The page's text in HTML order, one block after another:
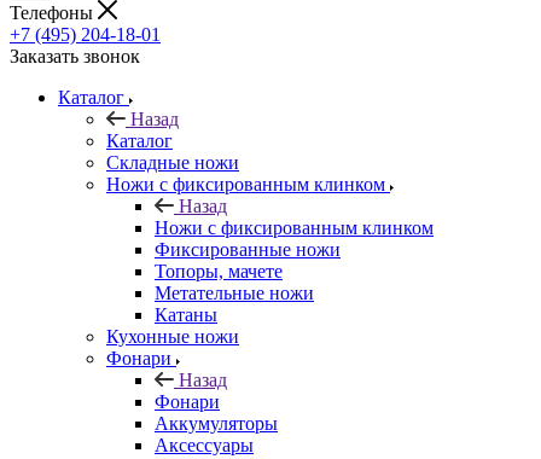
Телефоны
+7 (495) 204-18-01
Заказать звонок
Каталог
Назад
Каталог
Складные ножи
Ножи с фиксированным клинком
Назад
Ножи с фиксированным клинком
Фиксированные ножи
Топоры, мачете
Метательные ножи
Катаны
Кухонные ножи
Фонари
Назад
Фонари
Аккумуляторы
Аксессуары